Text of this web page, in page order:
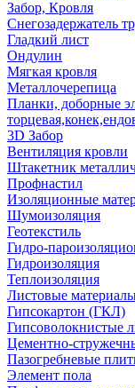
Забор, Кровля
Снегозадержатель
Гладкий лист
Ондулин
Мягкая кровля
Металлочерепица
Планки, доборные
3D Забор
Вентиляция кровли
Штакетник
Профнастил
Изоляционные
Шумоизоляция
Геотекстиль
Гидро-
Гидроизоляция
Теплоизоляция
Листовые
Гипсокартон (ГКЛ)
Гипсоволокнистые
Цементно-
Пазогребневые
Элемент пола